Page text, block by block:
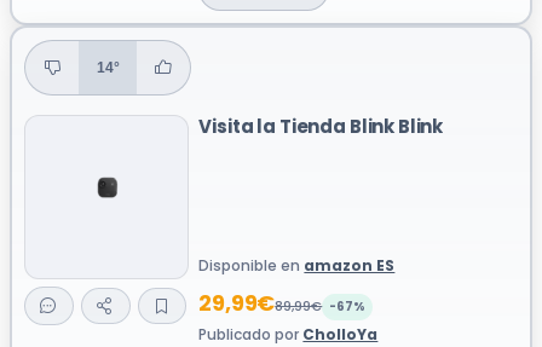
14°
Visita la Tienda Blink Blink
Disponible en amazon ES
29,99€89,99€ -67%
Publicado por CholloYa